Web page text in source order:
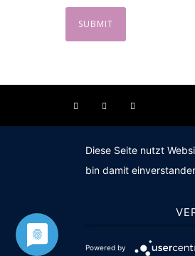
Diese Seite nutzt
bin damit
Powered by